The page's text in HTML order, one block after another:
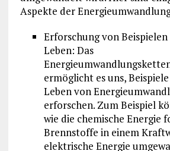
Aspekte der
Erforschung von
Leben: Das
ermöglicht es uns,
Leben von
erforschen. Zum Beispiel
wie die chemische Energie
Brennstoffe in einem
elektrische Energie